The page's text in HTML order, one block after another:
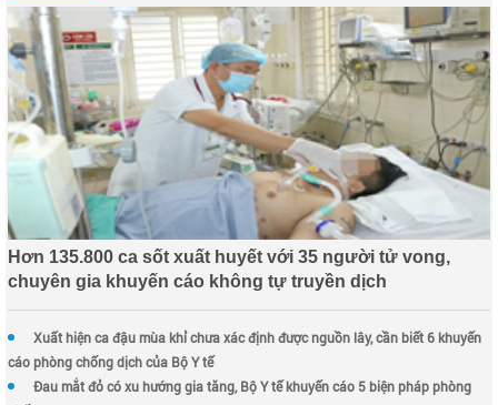
Hơn 135.800 ca sốt xuất huyết với 35 người tử vong,
chuyên gia khuyến cáo không tự truyền dịch
Xuất hiện ca đậu mùa khỉ chưa xác định được nguồn lây, cần biết 6 khuyến
cáo phòng chống dịch của Bộ Y tế
Đau mắt đỏ có xu hướng gia tăng, Bộ Y tế khuyến cáo 5 biện pháp phòng